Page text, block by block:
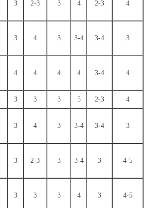
3 2-3 3 4 2-3 4
3 4 3 3-4 3-4 3
4 4 4 4 3-4 4
3 3 3 5 2-3 4
3 4 3 3-4 3-4 3
3 2-3 3 3-4 3 4-5
3 3 3 4 3 4-5